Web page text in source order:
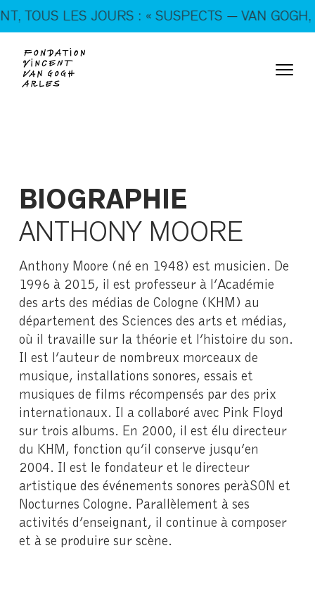
En ce moment, tous les jours : « SUSPECTS — VAN
GOGH, TRICKSTERS & CO. »
TOUS LES JOURS : « SUSPECTS — VAN GOGH,
BIOGRAPHIE
ANTHONY MOORE
Anthony Moore (né en 1948) est musicien. De
1996 à 2015, il est professeur à l’Académie
des arts des médias de Cologne (KHM) au
département des Sciences des arts et médias,
où il travaille sur la théorie et l’histoire du son.
Il est l’auteur de nombreux morceaux de
musique, installations sonores, essais et
musiques de films récompensés par des prix
internationaux. Il a collaboré avec Pink Floyd
sur trois albums. En 2000, il est élu directeur
du KHM, fonction qu’il conserve jusqu’en
2004. Il est le fondateur et le directeur
artistique des événements sonores peràSON et
Nocturnes Cologne. Parallèlement à ses
activités d’enseignant, il continue à composer
et à se produire sur scène.